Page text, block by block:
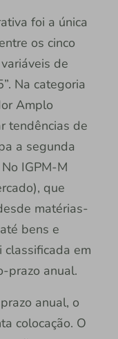
foi a única
os cinco
de
Na categoria
Amplo
tendências de
a segunda
IGPM-M
que
matérias-
bens e
classificada em
prazo anual.
anual, o
colocação. O